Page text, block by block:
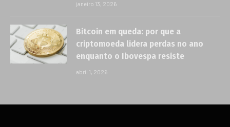
janeiro 13, 2026
Bitcoin em queda: por que a
criptomoeda lidera perdas no ano
enquanto o Ibovespa resiste
abril 1, 2026